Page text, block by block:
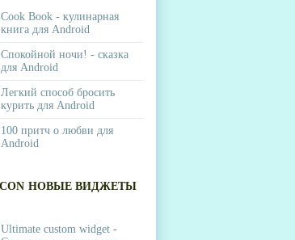
Cook Book - кулинарная
книга для Android
Спокойной ночи! - сказка
для Android
Легкий способ бросить
курить для Android
100 притч о любви для
Android
НОВЫЕ ВИДЖЕТЫ
Ultimate custom widget -